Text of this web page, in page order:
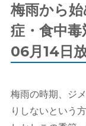
梅雨から
症・食中
06月14日放
梅雨の時期、ジ
りしないという